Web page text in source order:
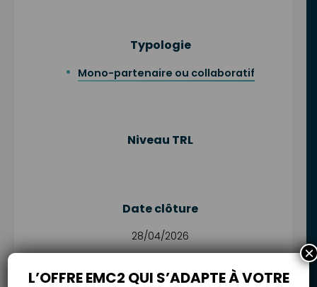
Typologie
Mono-partenaire ou collaboratif
Niveau TRL
Date clôture
28/04/2026
L’OFFRE EMC2 QUI S’ADAPTE À VOTRE
×